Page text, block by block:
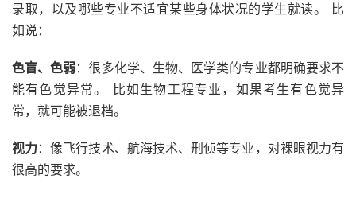
录取，以及哪些专业不适宜某些身体状况的学生就读。 比
如说：
色盲、色弱：很多化学、生物、医学类的专业都明确要求不
能有色觉异常。 比如生物工程专业，如果考生有色觉异
常，就可能被退档。
视力：像飞行技术、航海技术、刑侦等专业，对裸眼视力有
很高的要求。